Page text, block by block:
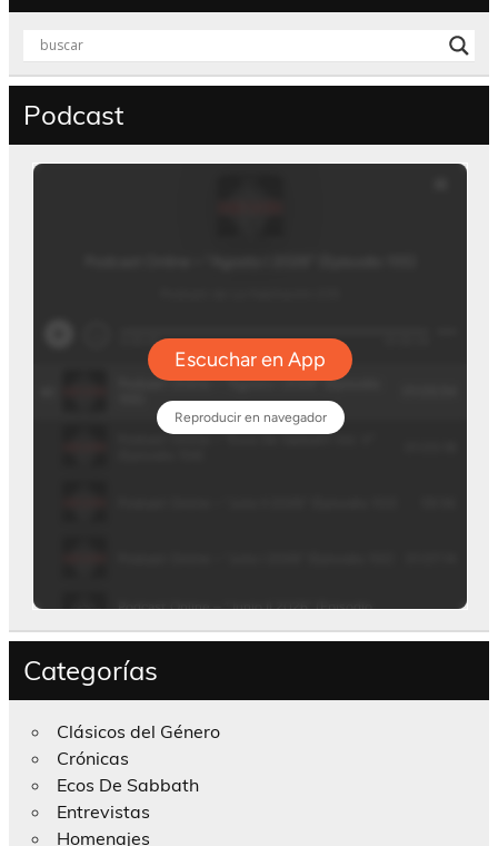
Podcast
Categorías
Clásicos del Género
Crónicas
Ecos De Sabbath
Entrevistas
Homenajes